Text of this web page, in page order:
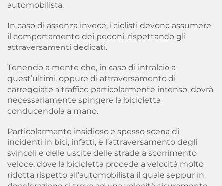
automobilista.
In caso di assenza invece, i ciclisti devono assumere
il comportamento dei pedoni, rispettando gli
attraversamenti dedicati.
Tenendo a mente che, in caso di intralcio a
quest’ultimi, oppure di attraversamento di
carreggiate a traffico particolarmente intenso, dovrà
necessariamente spingere la bicicletta
conducendola a mano.
Particolarmente insidioso e spesso scena di
incidenti in bici, infatti, è l’attraversamento degli
svincoli e delle uscite delle strade a scorrimento
veloce, dove la bicicletta procede a velocità molto
ridotta rispetto all’automobilista il quale seppur in